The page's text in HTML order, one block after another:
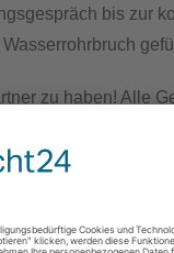
bis zur
zu haben! Alle
empfehlen!